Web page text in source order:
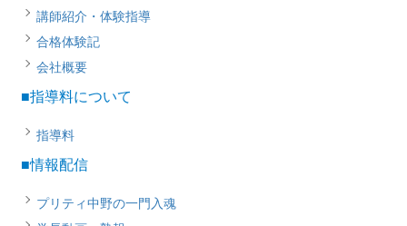
講師紹介・体験指導
合格体験記
会社概要
■指導料について
指導料
■情報配信
プリティ中野の一門入魂